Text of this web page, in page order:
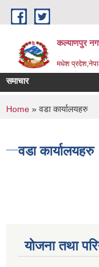
Skip to main content
कल्याणपुर
मधेश
समाचार
You are
Home » वडा कार्यालयहरु
वडा कार्यालयहरु
योजना तथा